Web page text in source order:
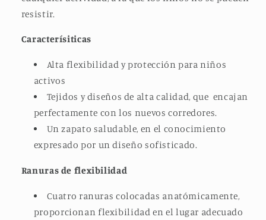
resistir.
Caracterísiticas
Alta flexibilidad y protección para niños
activos
Tejidos y diseños de alta calidad, que encajan
perfectamente con los nuevos corredores.
Un zapato saludable, en el conocimiento
expresado por un diseño sofisticado.
Ranuras de flexibilidad
Cuatro ranuras colocadas anatómicamente,
proporcionan flexibilidad en el lugar adecuado